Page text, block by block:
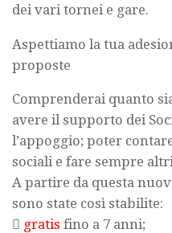
dei vari tornei e gare.
Aspettiamo la tua
proposte
Comprenderai quanto
avere il supporto dei
l’appoggio; poter
sociali e fare sempre
A partire da questa
sono state così stabilite:
 gratis fino a 7 anni;